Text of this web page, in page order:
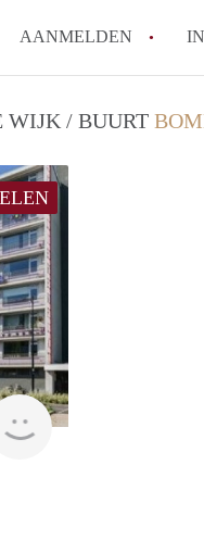
AANMELDEN
WIJK / BUURT
finder